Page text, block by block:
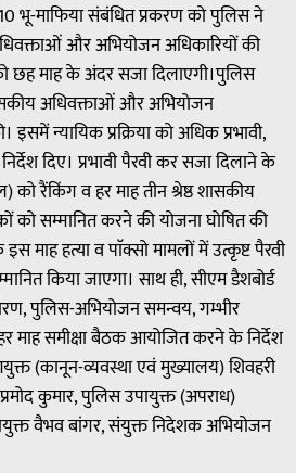
भू-माफिया संबंधित प्रकरण को पुलिस ने
और अभियोजन अधिकारियों की
छह माह के अंदर सजा दिलाएगी।पुलिस
अधिवक्ताओं और अभियोजन
न्यायिक प्रक्रिया को अधिक प्रभावी,
दिए। प्रभावी पैरवी कर सजा दिलाने के
को रैंकिंग व हर माह तीन श्रेष्ठ शासकीय
सम्मानित करने की योजना घोषित की
माह हत्या व पाॅक्सो मामलों में उत्कृष्ट पैरवी
किया जाएगा। साथ ही, सीएम डैशबोर्ड
पुलिस-अभियोजन समन्वय, गम्भीर
माह समीक्षा बैठक आयोजित करने के निर्देश
(कानून-व्यवस्था एवं मुख्यालय) शिवहरी
कुमार, पुलिस उपायुक्त (अपराध)
वैभव बांगर, संयुक्त निदेशक अभियोजन